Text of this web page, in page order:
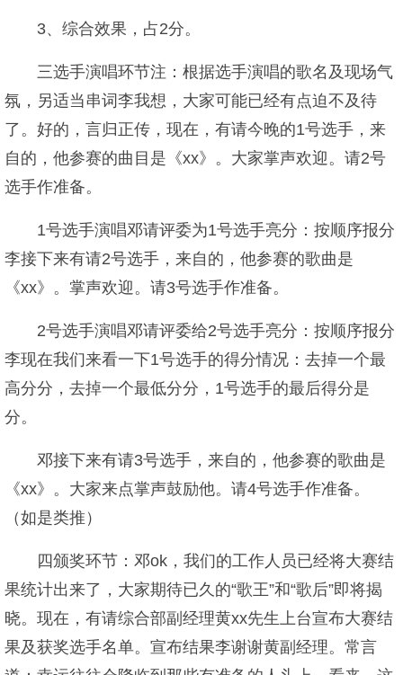
3、综合效果，占2分。
三选手演唱环节注：根据选手演唱的歌名及现场气
氛，另适当串词李我想，大家可能已经有点迫不及待
了。好的，言归正传，现在，有请今晚的1号选手，来
自的，他参赛的曲目是《xx》。大家掌声欢迎。请2号
选手作准备。
1号选手演唱邓请评委为1号选手亮分：按顺序报分
李接下来有请2号选手，来自的，他参赛的歌曲是
《xx》。掌声欢迎。请3号选手作准备。
2号选手演唱邓请评委给2号选手亮分：按顺序报分
李现在我们来看一下1号选手的得分情况：去掉一个最
高分分，去掉一个最低分分，1号选手的最后得分是
分。
邓接下来有请3号选手，来自的，他参赛的歌曲是
《xx》。大家来点掌声鼓励他。请4号选手作准备。
（如是类推）
四颁奖环节：邓ok，我们的工作人员已经将大赛结
果统计出来了，大家期待已久的“歌王”和“歌后”即将揭
晓。现在，有请综合部副经理黄xx先生上台宣布大赛结
果及获奖选手名单。宣布结果李谢谢黄副经理。常言